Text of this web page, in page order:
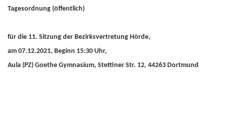
Tagesordnung (öffentlich)
für die 11. Sitzung der Bezirksvertretung Hörde,
am 07.12.2021, Beginn 15:30 Uhr,
Aula (PZ) Goethe Gymnasium, Stettiner Str. 12, 44263 Dortmund